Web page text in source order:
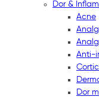
Dor &
Acne
Anti-
Dor